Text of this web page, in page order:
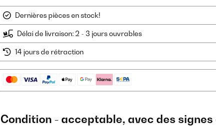
Dernières pièces en stock!
Délai de livraison: 2 - 3 jours ouvrables
14 jours de rétraction
Condition - acceptable, avec des